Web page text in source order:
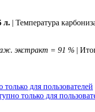
л. | Температура
экстракт = 91 % |
только для пользователей
только для